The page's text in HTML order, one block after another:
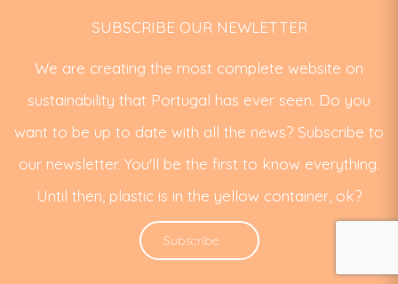
SUBSCRIBE OUR NEWLETTER
We are creating the most complete website on
sustainability that Portugal has ever seen. Do you
want to be up to date with all the news? Subscribe to
our newsletter. You'll be the first to know everything.
Until then, plastic is in the yellow container, ok?
Subscribe